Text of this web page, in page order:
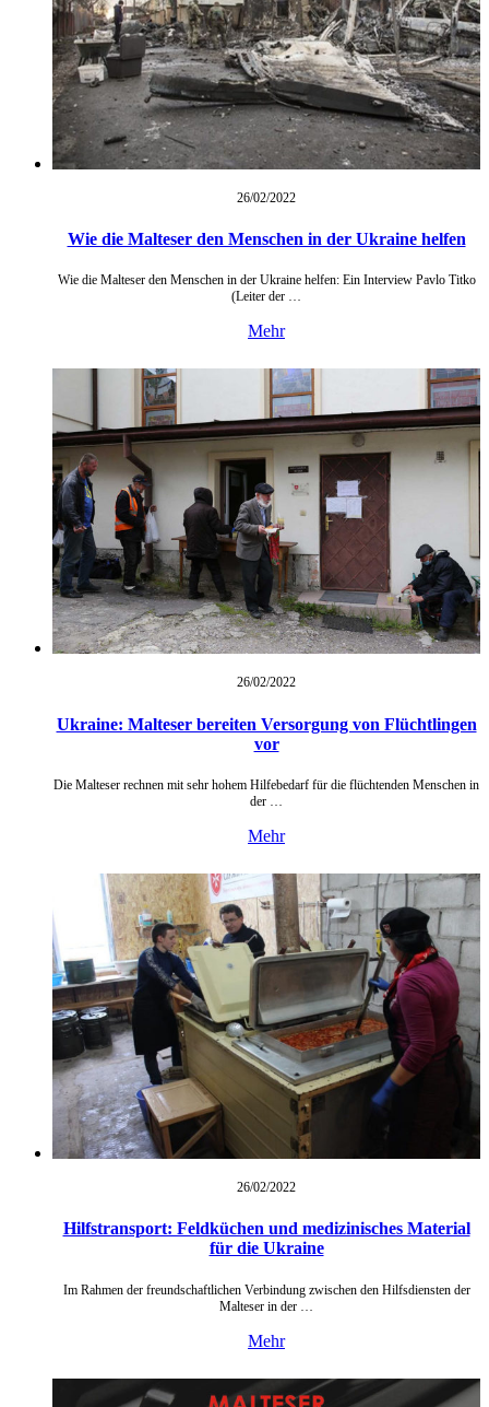
26/02/2022
Wie die Malteser den Menschen in der Ukraine helfen
Wie die Malteser den Menschen in der Ukraine helfen: Ein Interview Pavlo Titko
(Leiter der …
Mehr
26/02/2022
Ukraine: Malteser bereiten Versorgung von Flüchtlingen
vor
Die Malteser rechnen mit sehr hohem Hilfebedarf für die flüchtenden Menschen in
der …
Mehr
26/02/2022
Hilfstransport: Feldküchen und medizinisches Material
für die Ukraine
Im Rahmen der freundschaftlichen Verbindung zwischen den Hilfsdiensten der
Malteser in der …
Mehr